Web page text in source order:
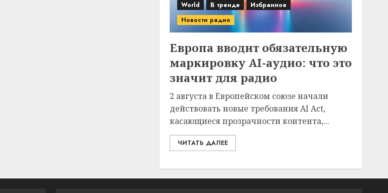
World В тренде
Избранное
Новости радио
Европа вводит обязательную
маркировку AI-аудио: что это
значит для радио
2 августа в Европейском союзе начали
действовать новые требования AI Act,
касающиеся прозрачности контента,...
ЧИТАТЬ ДАЛЕЕ